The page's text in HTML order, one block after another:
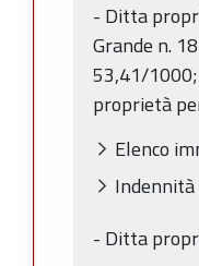
- Ditta
Grande n.
53,41/1000;
proprietà
Elenco
- Ditta